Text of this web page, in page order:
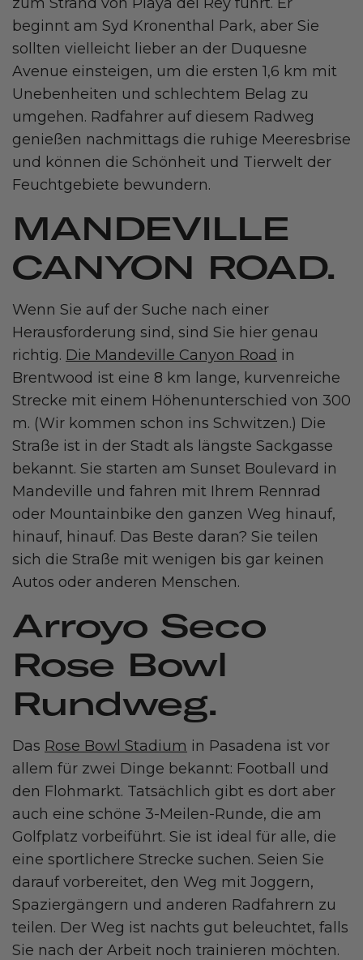
beginnt am Syd Kronenthal Park, aber Sie
sollten vielleicht lieber an der Duquesne
Avenue einsteigen, um die ersten 1,6 km mit
Unebenheiten und schlechtem Belag zu
umgehen. Radfahrer auf diesem Radweg
genießen nachmittags die ruhige Meeresbrise
und können die Schönheit und Tierwelt der
Feuchtgebiete bewundern.
MANDEVILLE
CANYON ROAD.
Wenn Sie auf der Suche nach einer
Herausforderung sind, sind Sie hier genau
richtig. Die Mandeville Canyon Road in
Brentwood ist eine 8 km lange, kurvenreiche
Strecke mit einem Höhenunterschied von 300
m. (Wir kommen schon ins Schwitzen.) Die
Straße ist in der Stadt als längste Sackgasse
bekannt. Sie starten am Sunset Boulevard in
Mandeville und fahren mit Ihrem Rennrad
oder Mountainbike den ganzen Weg hinauf,
hinauf, hinauf. Das Beste daran? Sie teilen
sich die Straße mit wenigen bis gar keinen
Autos oder anderen Menschen.
Arroyo Seco
Rose Bowl
Rundweg.
Das Rose Bowl Stadium in Pasadena ist vor
allem für zwei Dinge bekannt: Football und
den Flohmarkt. Tatsächlich gibt es dort aber
auch eine schöne 3-Meilen-Runde, die am
Golfplatz vorbeiführt. Sie ist ideal für alle, die
eine sportlichere Strecke suchen. Seien Sie
darauf vorbereitet, den Weg mit Joggern,
Spaziergängern und anderen Radfahrern zu
teilen. Der Weg ist nachts gut beleuchtet, falls
Sie nach der Arbeit noch trainieren möchten.